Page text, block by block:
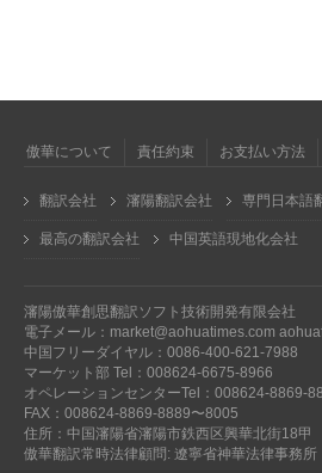
傲華について 責任約束 お支払い方法
翻訳会社 瀋陽翻訳会社 専門日本語
最高の翻訳会社 中国英語現地化会社
瀋陽傲華創思翻訳ソフト技術開発有限会社
電子メール：market@aohuatimes.com
中国フリーダイヤル：0086-400-621-7988
マーケット部 Tel：008624-6675-8966
オペレーションセンターTel：008624-8869-
FAX：008624-8869-8889〜8005
住所：中国瀋陽省瀋陽市鉄西区興華北街18甲
傲華翻訳常時法律顧問: 遼寧省神華法律事務所